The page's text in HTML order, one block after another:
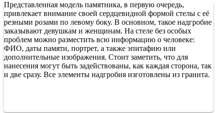
Представленная модель памятника, в первую очередь,
привлекает внимание своей сердцевидной формой стелы с её
резными розами по левому боку. В основном, такое надгробие
заказывают девушкам и женщинам. На стеле без особых
проблем можно разместить всю информацию о человеке:
ФИО, даты памяти, портрет, а также эпитафию или
дополнительные изображения. Стоит заметить, что для
нанесения могут быть задействованы, как каждая сторона, так
и две сразу. Все элементы надгробия изготовлены из гранита.